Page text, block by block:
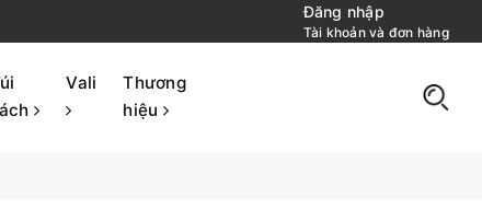
Đăng nhập
Tài khoản và đơn hàng
Vali
Thương
hiệu